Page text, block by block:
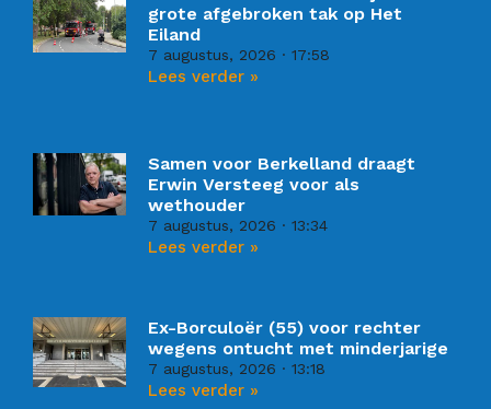
grote afgebroken tak op Het
Eiland
7 augustus, 2026 17:58
Lees verder »
Samen voor Berkelland draagt
Erwin Versteeg voor als
wethouder
7 augustus, 2026 13:34
Lees verder »
Ex-Borculoër (55) voor rechter
wegens ontucht met minderjarige
7 augustus, 2026 13:18
Lees verder »